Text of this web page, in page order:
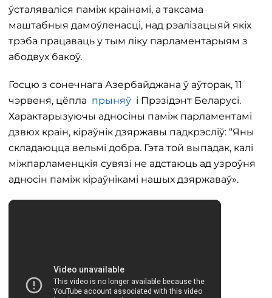
ўсталяваліся паміж краінамі, а таксама
маштабныя дамоўленасці, над рэалізацыяй якіх
трэба працаваць у тым ліку парламентарыям з
абодвух бакоў.
Госцю з сонечнага Азербайджана ў аўторак, 11
чэрвеня, цёпла прыняў і Прэзідэнт Беларусі.
Характарызуючы адносіны паміж парламентамі
дзвюх краін, кіраўнік дзяржавы падкрэсліў: “Яны
складаюцца вельмі добра. Гэта той выпадак, калі
міжпарламенцкія сувязі не адстаюць ад узроўня
адносін паміж кіраўнікамі нашых дзяржаваў».